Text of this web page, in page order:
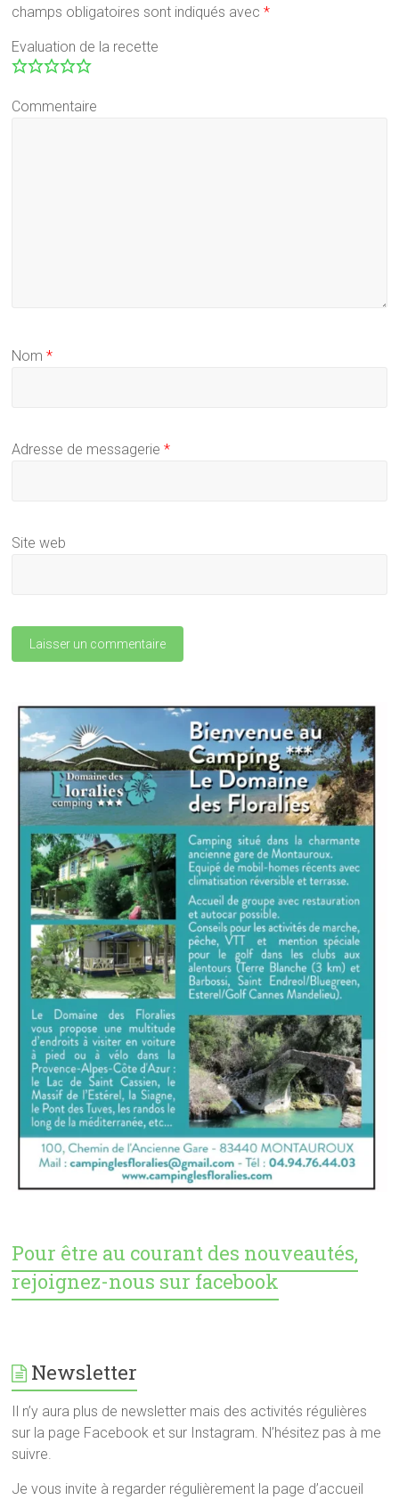
champs obligatoires sont indiqués avec*
Evaluation de la recette
Commentaire
Nom*
Adresse de messagerie*
Site web
Pour être au courant des nouveautés,
rejoignez-nous sur facebook
Newsletter
Il n’y aura plus de newsletter mais des activités régulières
sur la page Facebook et sur Instagram. N’hésitez pas à me
suivre.
Je vous invite à regarder régulièrement la page d’accueil